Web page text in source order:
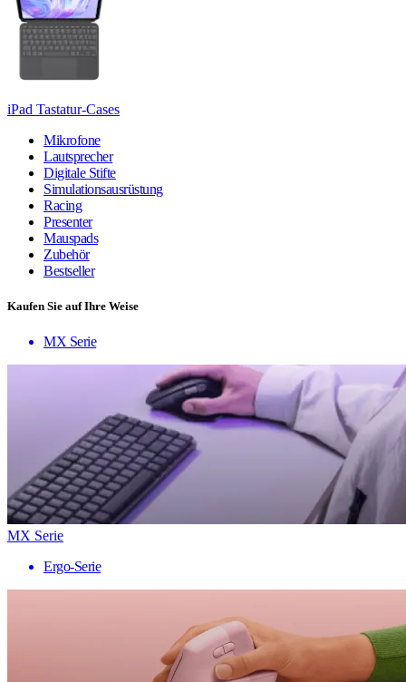
iPad Tastatur-Cases
Mikrofone
Lautsprecher
Digitale Stifte
Simulationsausrüstung
Racing
Presenter
Mauspads
Zubehör
Bestseller
Kaufen Sie auf Ihre Weise
MX Serie
MX Serie
Ergo-Serie